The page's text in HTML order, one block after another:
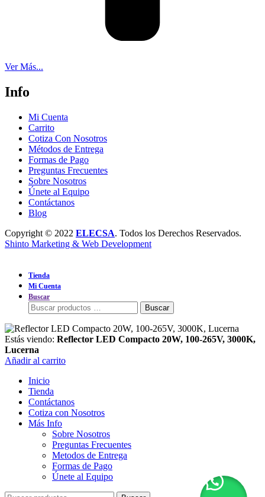
Ver Más...
Info
Mi Cuenta
Carrito
Cotiza Con Nosotros
Métodos de Entrega
Formas de Pago
Preguntas Frecuentes
Sobre Nosotros
Únete al Equipo
Contáctanos
Blog
Copyright © 2022 ELECSA. Todos los Derechos Reservados.
Shinto Marketing & Web Development
Buscar: Buscar
Estás viendo: Reflector LED Compacto 20W, 100-265V, 3000K,
Lucerna
Añadir al carrito
Inicio
Tienda
Contáctanos
Cotiza con Nosotros
Más Info
Sobre Nosotros
Preguntas Frecuentes
Metodos de Entrega
Formas de Pago
Únete al Equipo